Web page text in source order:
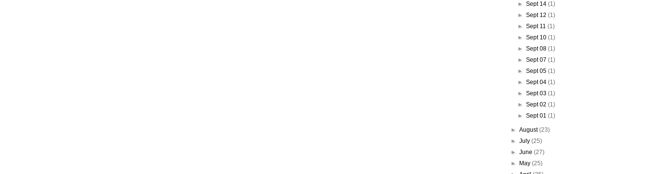
►Sept 14(1)
►Sept 12(1)
►Sept 11(1)
►Sept 10(1)
►Sept 08(1)
►Sept 07(1)
►Sept 05(1)
►Sept 04(1)
►Sept 03(1)
►Sept 02(1)
►Sept 01(1)
► August(23)
► July (25)
► June (27)
►
May (25)